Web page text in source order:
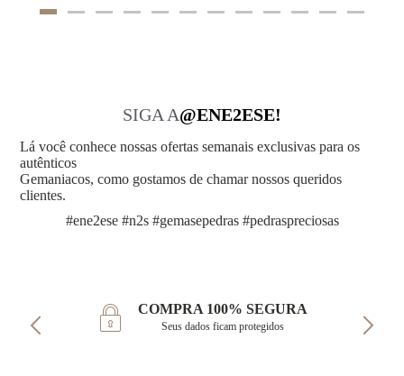
SIGA A@ENE2ESE!
Lá você conhece nossas ofertas semanais exclusivas para os
autênticos
Gemaniacos, como gostamos de chamar nossos queridos
clientes.
#ene2ese #n2s #gemasepedras #pedraspreciosas
COMPRA 100% SEGURA
Seus dados ficam protegidos